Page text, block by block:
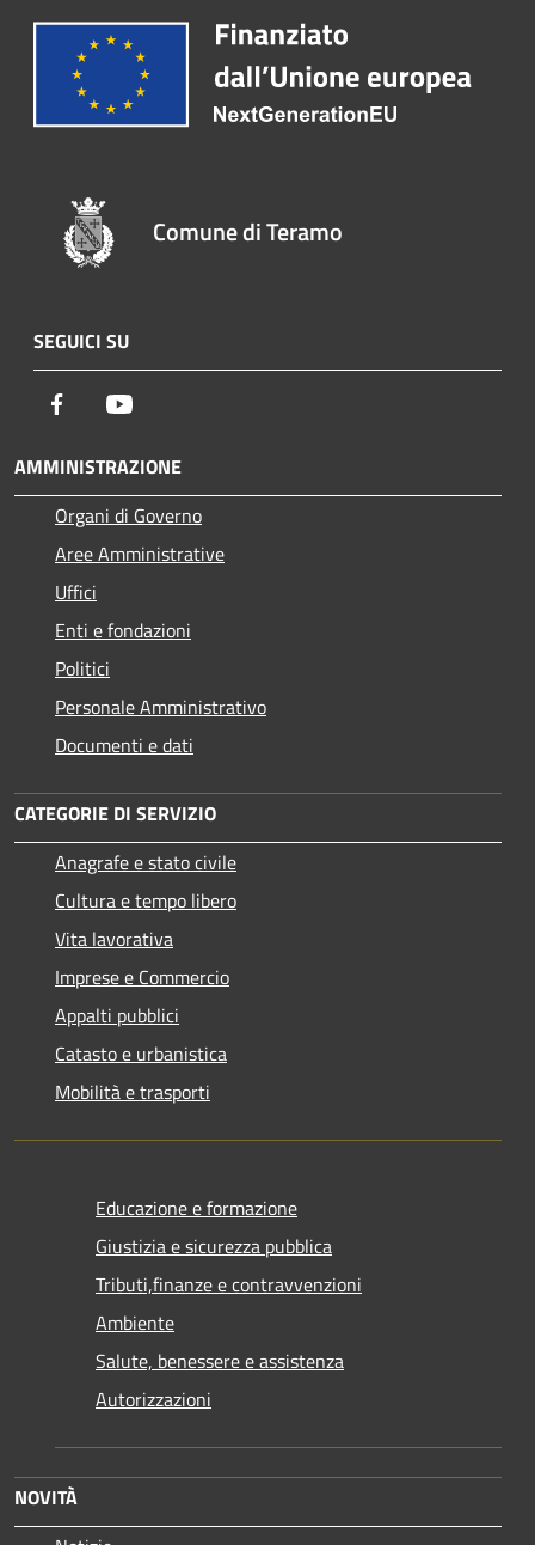
Comune di Teramo
SEGUICI SU
Facebook
AMMINISTRAZIONE
Organi di Governo
Aree Amministrative
Uffici
Enti e fondazioni
Politici
Personale Amministrativo
Documenti e dati
CATEGORIE DI SERVIZIO
Anagrafe e stato civile
Cultura e tempo libero
Vita lavorativa
Imprese e Commercio
Appalti pubblici
Catasto e urbanistica
Mobilità e trasporti
Educazione e formazione
Giustizia e sicurezza pubblica
Tributi,finanze e contravvenzioni
Ambiente
Salute, benessere e assistenza
Autorizzazioni
NOVITÀ